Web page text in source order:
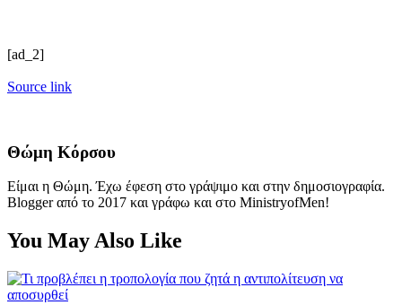
[ad_2]
Source link
Θώμη Κόρσου
Είμαι η Θώμη. Έχω έφεση στο γράψιμο και στην δημοσιογραφία.
Blogger από το 2017 και γράφω και στο MinistryofMen!
You May Also Like